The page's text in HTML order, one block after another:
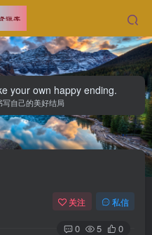
your own happy ending.
自己的美好结局
关注 私信
0 5 0